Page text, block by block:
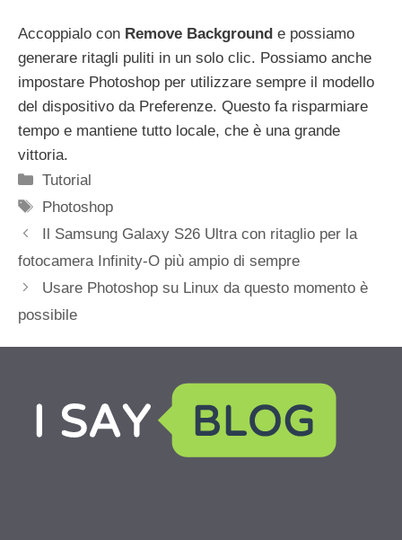
Accoppialo con Remove Background e possiamo
generare ritagli puliti in un solo clic. Possiamo anche
impostare Photoshop per utilizzare sempre il modello
del dispositivo da Preferenze. Questo fa risparmiare
tempo e mantiene tutto locale, che è una grande
vittoria.
Categorie
Tutorial
Tag
Photoshop
Il Samsung Galaxy S26 Ultra con ritaglio per la
fotocamera Infinity-O più ampio di sempre
Usare Photoshop su Linux da questo momento è
possibile